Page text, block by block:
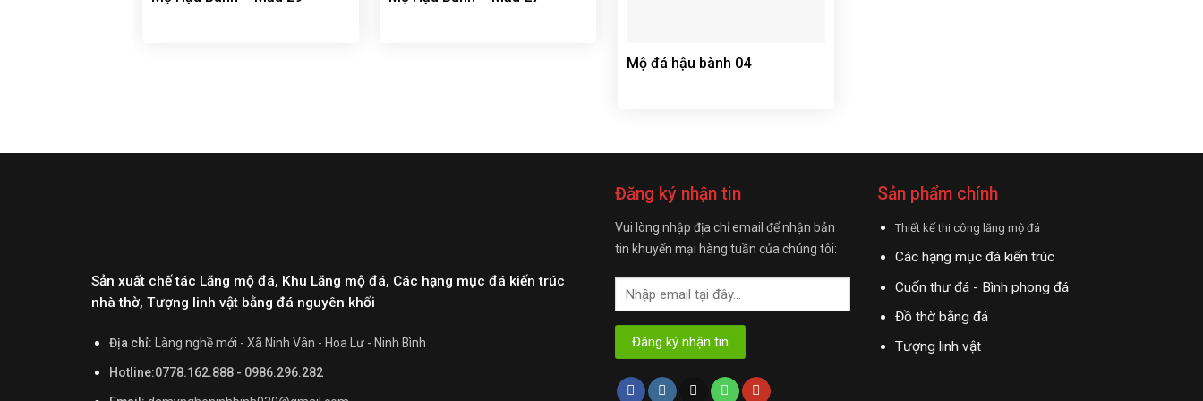
Mộ đá hậu bành 04
Sản xuất chế tác Lăng mộ đá, Khu Lăng mộ đá, Các hạng mục đá kiến trúc
nhà thờ, Tượng linh vật bằng đá nguyên khối
Địa chỉ: Làng nghề mới - Xã Ninh Vân - Hoa Lư - Ninh Bình
Hotline:0778.162.888 - 0986.296.282
Đăng ký nhận tin
Vui lòng nhập địa chỉ email để nhận bản
tin khuyến mại hàng tuần của chúng tôi:
Sản phẩm chính
Thiết kế thi công lăng mộ đá
Các hạng mục đá kiến trúc
Cuốn thư đá - Bình phong đá
Đồ thờ bằng đá
Tượng linh vật